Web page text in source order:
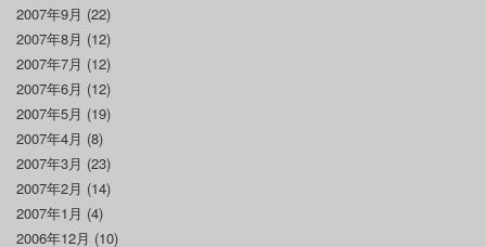
2007年9月 (22)
2007年8月 (12)
2007年7月 (12)
2007年6月 (12)
2007年5月 (19)
2007年4月 (8)
2007年3月 (23)
2007年2月 (14)
2007年1月 (4)
2006年12月 (10)